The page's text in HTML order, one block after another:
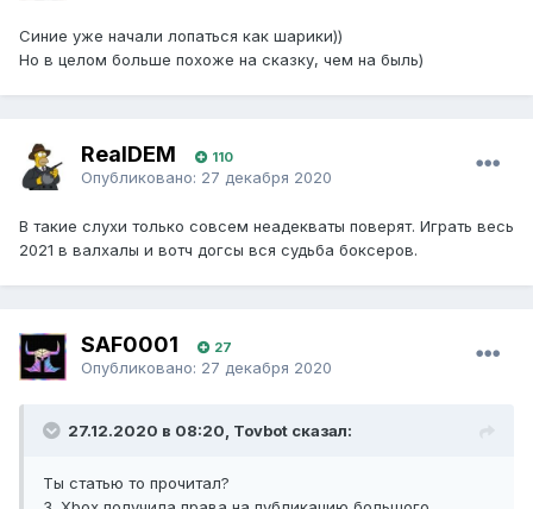
Синие уже начали лопаться как шарики))
Но в целом больше похоже на сказку, чем на быль)
RealDEM 110
Опубликовано: 27 декабря 2020
В такие слухи только совсем неадекваты поверят. Играть весь
2021 в валхалы и вотч догсы вся судьба боксеров.
SAF0001 27
Опубликовано: 27 декабря 2020
27.12.2020 в 08:20, Tovbot сказал:
Ты статью то прочитал?